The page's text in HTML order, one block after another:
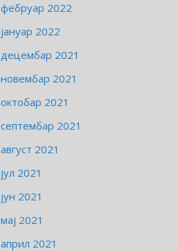
фебруар 2022
јануар 2022
децембар 2021
новембар 2021
октобар 2021
септембар 2021
август 2021
јул 2021
јун 2021
мај 2021
април 2021